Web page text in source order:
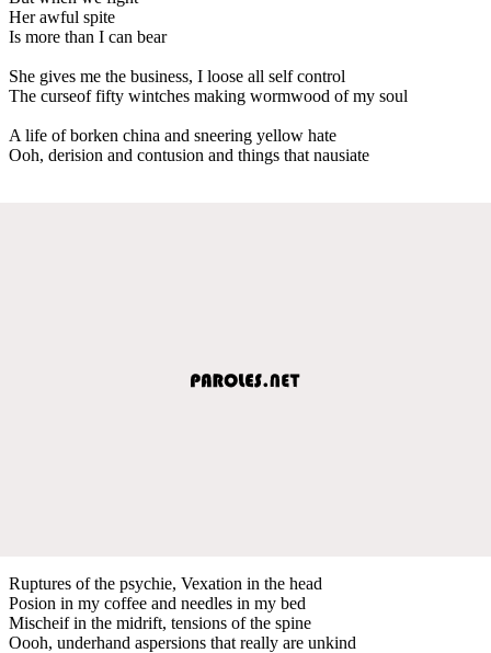
Her awful spite
Is more than I can bear
She gives me the business, I loose all self control
The curseof fifty wintches making wormwood of my soul
A life of borken china and sneering yellow hate
Ooh, derision and contusion and things that nausiate
Ruptures of the psychie, Vexation in the head
Posion in my coffee and needles in my bed
Mischeif in the midrift, tensions of the spine
Oooh, underhand aspersions that really are unkind